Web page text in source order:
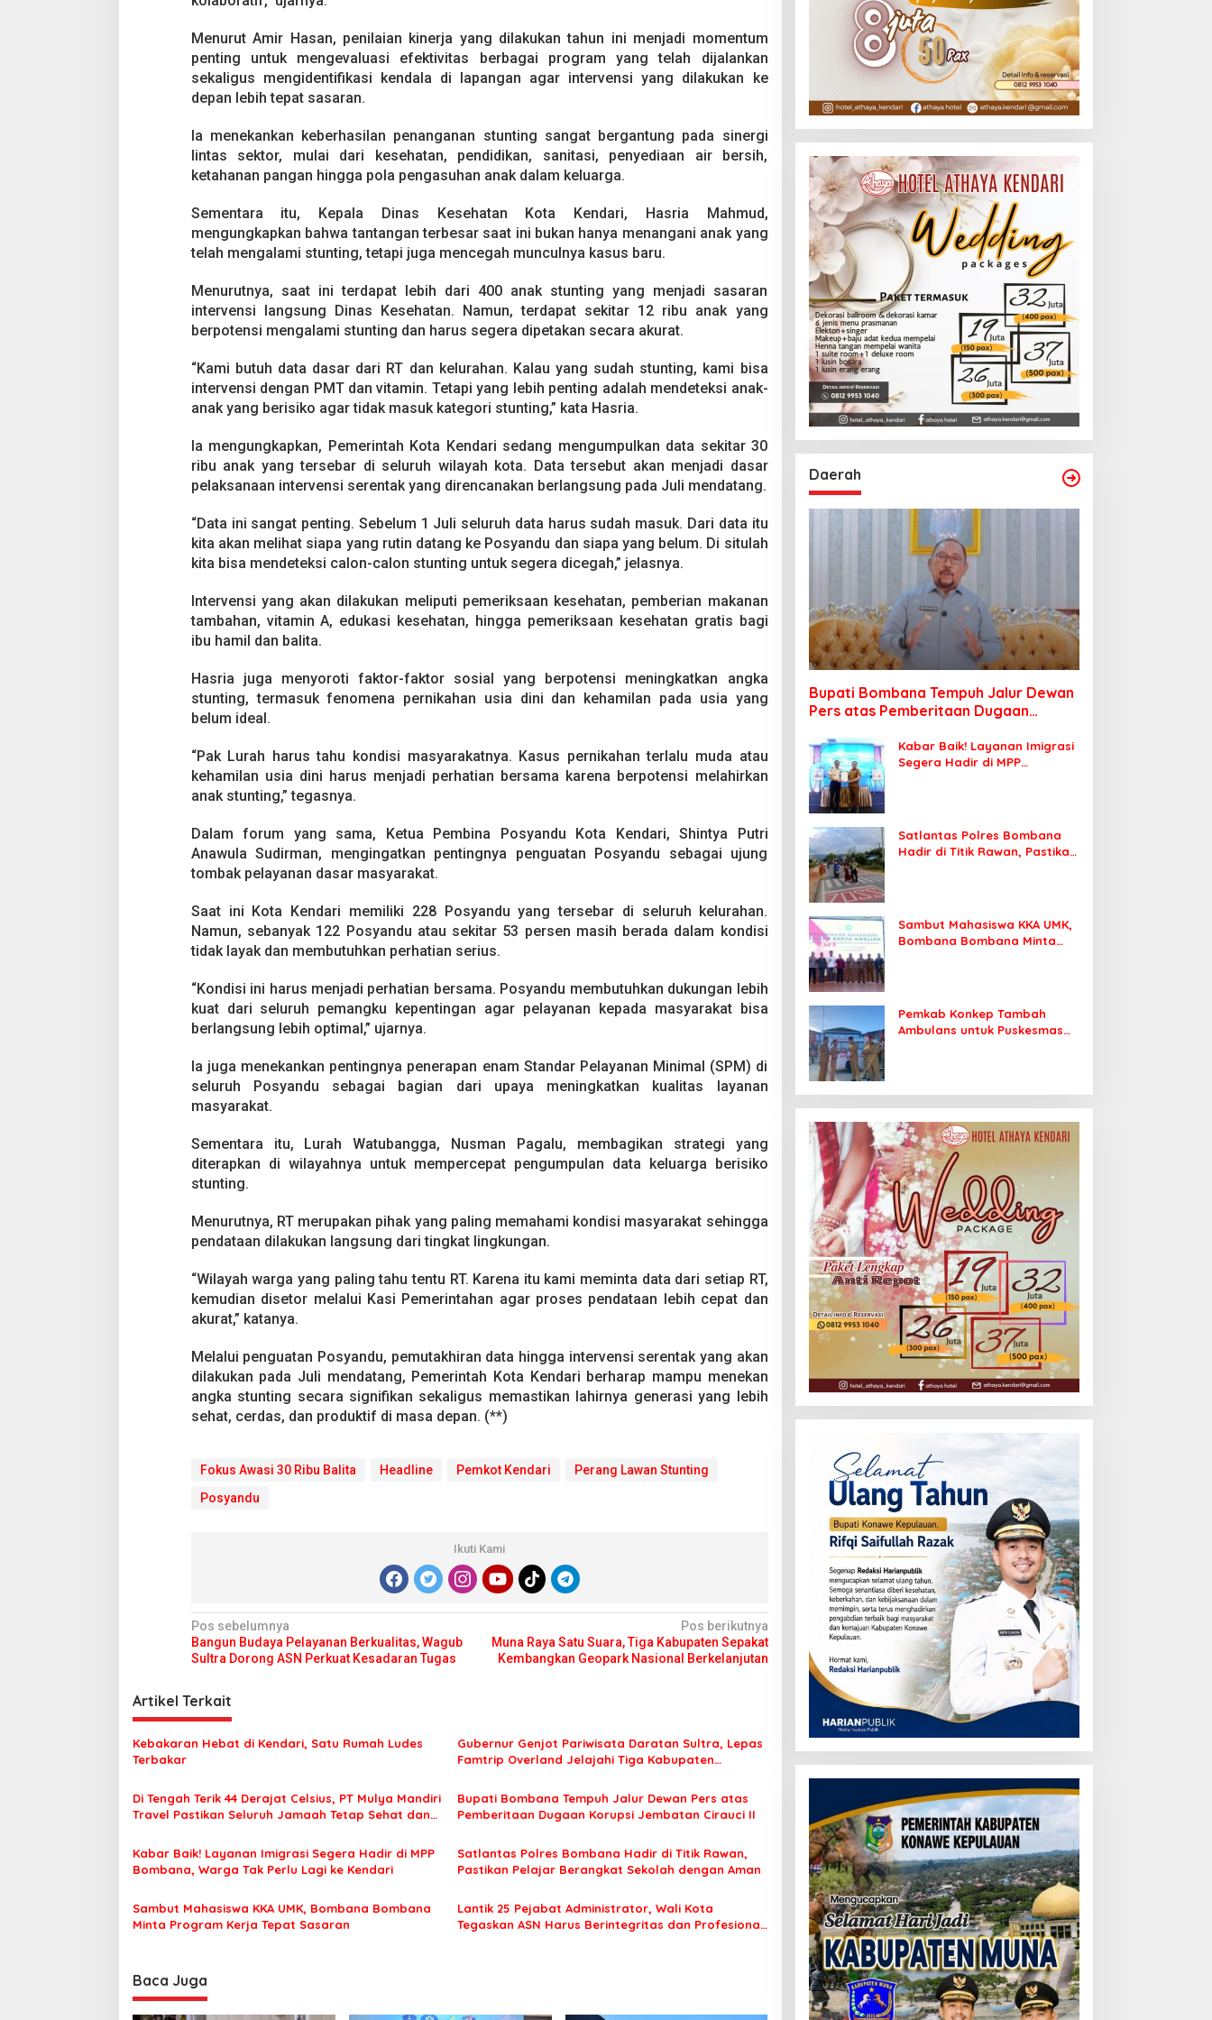
i
0
R
i
u
a
l
t
a
Menurut Amir Hasan, penilaian kinerja yang dilakukan tahun ini menjadi momentum
penting untuk mengevaluasi efektivitas berbagai program yang telah dijalankan
sekaligus mengidentifikasi kendala di lapangan agar intervensi yang dilakukan ke
depan lebih tepat sasaran.
Ia menekankan keberhasilan penanganan stunting sangat bergantung pada sinergi
lintas sektor, mulai dari kesehatan, pendidikan, sanitasi, penyediaan air bersih,
ketahanan pangan hingga pola pengasuhan anak dalam keluarga.
Sementara itu, Kepala Dinas Kesehatan Kota Kendari, Hasria Mahmud,
mengungkapkan bahwa tantangan terbesar saat ini bukan hanya menangani anak yang
telah mengalami stunting, tetapi juga mencegah munculnya kasus baru.
Menurutnya, saat ini terdapat lebih dari 400 anak stunting yang menjadi sasaran
intervensi langsung Dinas Kesehatan. Namun, terdapat sekitar 12 ribu anak yang
berpotensi mengalami stunting dan harus segera dipetakan secara akurat.
“Kami butuh data dasar dari RT dan kelurahan. Kalau yang sudah stunting, kami bisa
intervensi dengan PMT dan vitamin. Tetapi yang lebih penting adalah mendeteksi anak-
anak yang berisiko agar tidak masuk kategori stunting,” kata Hasria.
Ia mengungkapkan, Pemerintah Kota Kendari sedang mengumpulkan data sekitar 30
ribu anak yang tersebar di seluruh wilayah kota. Data tersebut akan menjadi dasar
pelaksanaan intervensi serentak yang direncanakan berlangsung pada Juli mendatang.
“Data ini sangat penting. Sebelum 1 Juli seluruh data harus sudah masuk. Dari data itu
kita akan melihat siapa yang rutin datang ke Posyandu dan siapa yang belum. Di situlah
kita bisa mendeteksi calon-calon stunting untuk segera dicegah,” jelasnya.
Intervensi yang akan dilakukan meliputi pemeriksaan kesehatan, pemberian makanan
tambahan, vitamin A, edukasi kesehatan, hingga pemeriksaan kesehatan gratis bagi
ibu hamil dan balita.
Hasria juga menyoroti faktor-faktor sosial yang berpotensi meningkatkan angka
stunting, termasuk fenomena pernikahan usia dini dan kehamilan pada usia yang
belum ideal.
“Pak Lurah harus tahu kondisi masyarakatnya. Kasus pernikahan terlalu muda atau
kehamilan usia dini harus menjadi perhatian bersama karena berpotensi melahirkan
anak stunting,” tegasnya.
Dalam forum yang sama, Ketua Pembina Posyandu Kota Kendari, Shintya Putri
Anawula Sudirman, mengingatkan pentingnya penguatan Posyandu sebagai ujung
tombak pelayanan dasar masyarakat.
Saat ini Kota Kendari memiliki 228 Posyandu yang tersebar di seluruh kelurahan.
Namun, sebanyak 122 Posyandu atau sekitar 53 persen masih berada dalam kondisi
tidak layak dan membutuhkan perhatian serius.
“Kondisi ini harus menjadi perhatian bersama. Posyandu membutuhkan dukungan lebih
kuat dari seluruh pemangku kepentingan agar pelayanan kepada masyarakat bisa
berlangsung lebih optimal,” ujarnya.
Ia juga menekankan pentingnya penerapan enam Standar Pelayanan Minimal (SPM) di
seluruh Posyandu sebagai bagian dari upaya meningkatkan kualitas layanan
masyarakat.
Sementara itu, Lurah Watubangga, Nusman Pagalu, membagikan strategi yang
diterapkan di wilayahnya untuk mempercepat pengumpulan data keluarga berisiko
stunting.
Menurutnya, RT merupakan pihak yang paling memahami kondisi masyarakat sehingga
pendataan dilakukan langsung dari tingkat lingkungan.
“Wilayah warga yang paling tahu tentu RT. Karena itu kami meminta data dari setiap RT,
kemudian disetor melalui Kasi Pemerintahan agar proses pendataan lebih cepat dan
akurat,” katanya.
Melalui penguatan Posyandu, pemutakhiran data hingga intervensi serentak yang akan
dilakukan pada Juli mendatang, Pemerintah Kota Kendari berharap mampu menekan
angka stunting secara signifikan sekaligus memastikan lahirnya generasi yang lebih
sehat, cerdas, dan produktif di masa depan. (**)
Fokus Awasi 30 Ribu Balita Headline Pemkot Kendari
Perang Lawan Stunting
Posyandu
Ikuti Kami
N
a
i
g
a
i
o
s
Pos sebelumnya
Bangun Budaya Pelayanan Berkualitas, Wagub
Sultra Dorong ASN Perkuat Kesadaran Tugas
Pos berikutnya
Muna Raya Satu Suara, Tiga Kabupaten Sepakat
Kembangkan Geopark Nasional Berkelanjutan
Artikel Terkait
Kebakaran Hebat di Kendari, Satu Rumah Ludes
Terbakar
Gubernur Genjot Pariwisata Daratan Sultra, Lepas
Famtrip Overland Jelajahi Tiga Kabupaten
Di Tengah Terik 44 Derajat Celsius, PT Mulya Mandiri
Travel Pastikan Seluruh Jamaah Tetap Sehat dan
Bupati Bombana Tempuh Jalur Dewan Pers atas
Pemberitaan Dugaan Korupsi Jembatan Cirauci II
Kabar Baik! Layanan Imigrasi Segera Hadir di MPP
Bombana, Warga Tak Perlu Lagi ke Kendari
Satlantas Polres Bombana Hadir di Titik Rawan,
Pastikan Pelajar Berangkat Sekolah dengan Aman
Sambut Mahasiswa KKA UMK, Bombana Bombana
Minta Program Kerja Tepat Sasaran
Lantik 25 Pejabat Administrator, Wali Kota
Tegaskan ASN Harus Berintegritas dan Profesional
Baca Juga
Daerah
Bupati Bombana Tempuh Jalur Dewan
Pers atas Pemberitaan Dugaan
Kabar Baik! Layanan Imigrasi
Segera Hadir di MPP
Satlantas Polres Bombana
Hadir di Titik Rawan, Pastikan
Sambut Mahasiswa KKA UMK,
Bombana Bombana Minta
Pemkab Konkep Tambah
Ambulans untuk Puskesmas